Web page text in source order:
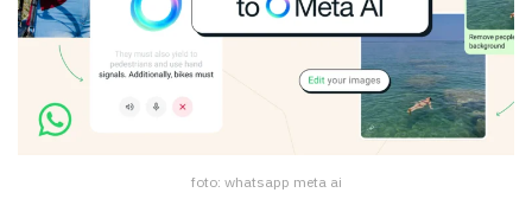
foto: whatsapp meta ai